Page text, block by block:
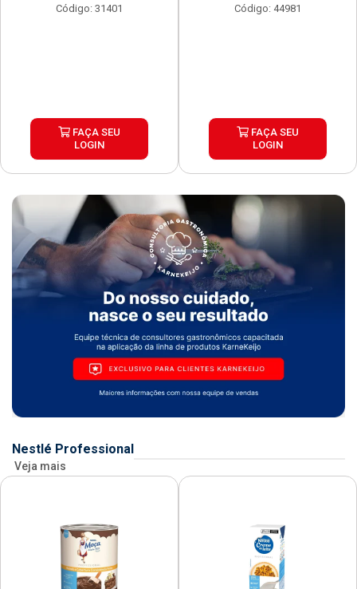
Código: 31401
FAÇA SEU
LOGIN
Código: 44981
FAÇA SEU
LOGIN
Nestlé Professional
Veja mais